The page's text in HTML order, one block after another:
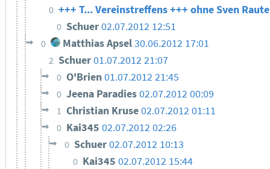
0 +++ T... Vereinstreffens +++ ohne Sven
0 Schuer02.07.2012 12:51
0 Matthias Apsel 30.06.2012 17:01
2 Schuer01.07.2012 21:07
0 O'Brien01.07.2012 21:45
0 Jeena Paradies02.07.2012 00:09
1 Christian Kruse02.07.2012 01:11
0 Kai34502.07.2012 02:26
0 Schuer02.07.2012 10:13
0 Kai345 02.07.2012 15:44